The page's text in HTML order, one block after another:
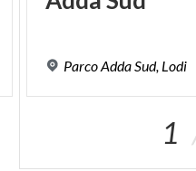
ParcoAdda Sud, Lodi
1